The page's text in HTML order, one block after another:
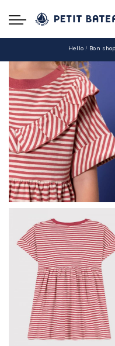
Hello ! Bon
La livraison est
-10% pour tout